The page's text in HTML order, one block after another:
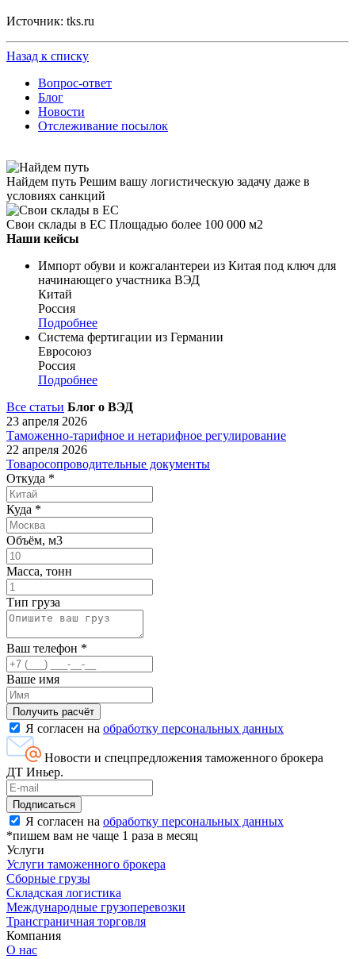
Источник: tks.ru
Назад к списку
Вопрос-ответ
Блог
Новости
Отслеживание посылок
Найдем путь Решим вашу логистическую задачу даже в
условиях санкций
Свои склады в ЕС Площадью более 100 000 м2
Наши кейсы
Импорт обуви и кожгалантереи из Китая под ключ для
начинающего участника ВЭД
Китай
Россия
Подробнее
Система фертигации из Германии
Евросоюз
Россия
Подробнее
Все статьи Блог о ВЭД
23 апреля 2026
Таможенно-тарифное и нетарифное регулирование
22 апреля 2026
Товаросопроводительные документы
Откуда *
Куда *
Объём, м3
Масса, тонн
Тип груза
Ваш телефон *
Ваше имя
Я согласен на обработку персональных данных
Новости и спецпредложения таможенного брокера
ДТ Иньер.
Я согласен на обработку персональных данных
*пишем вам не чаще 1 раза в месяц
Услуги
Услуги таможенного брокера
Сборные грузы
Складская логистика
Международные грузоперевозки
Трансграничная торговля
Компания
О нас